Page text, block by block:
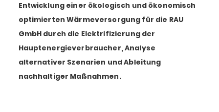
Entwicklung einer ökologisch und ökonomisch
optimierten Wärmeversorgung für die RAU
GmbH durch die Elektrifizierung der
Hauptenergieverbraucher, Analyse
alternativer Szenarien und Ableitung
nachhaltiger Maßnahmen.